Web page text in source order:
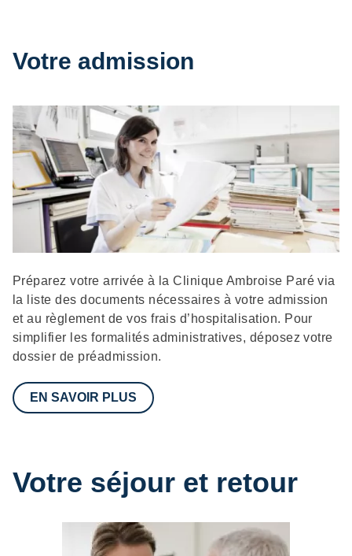
Votre admission
Description
Préparez votre arrivée à la Clinique Ambroise Paré via
la liste des documents nécessaires à votre admission
et au règlement de vos frais d’hospitalisation. Pour
simplifier les formalités administratives, déposez votre
dossier de préadmission.
EN SAVOIR PLUS
Votre séjour et retour